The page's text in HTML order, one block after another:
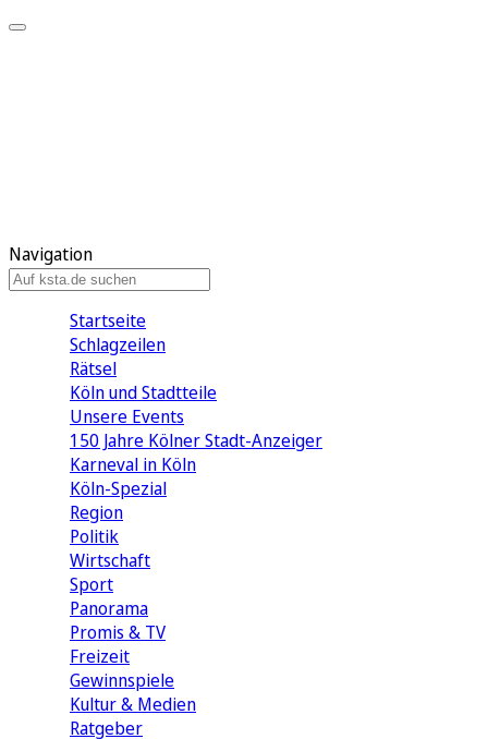
Navigation
Startseite
Schlagzeilen
Rätsel
Köln und Stadtteile
Unsere Events
150 Jahre Kölner Stadt-Anzeiger
Karneval in Köln
Köln-Spezial
Region
Politik
Wirtschaft
Sport
Panorama
Promis & TV
Freizeit
Gewinnspiele
Kultur & Medien
Ratgeber